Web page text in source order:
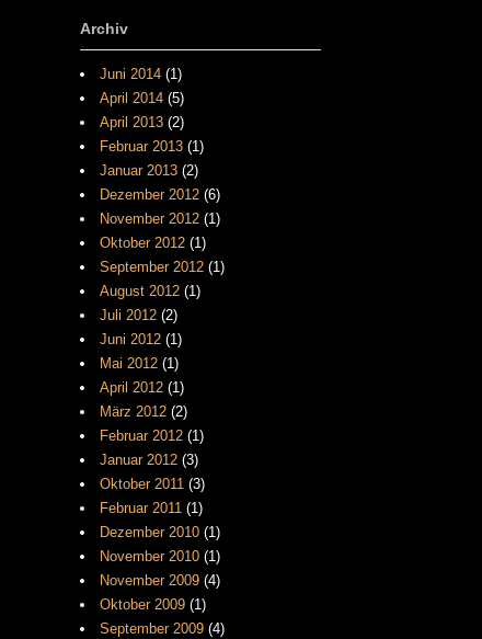
Archiv
Juni 2014(1)
April 2014(5)
April 2013(2)
Februar 2013(1)
Januar 2013(2)
Dezember 2012(6)
November 2012(1)
Oktober 2012(1)
September 2012(1)
August 2012(1)
Juli 2012(2)
Juni 2012(1)
Mai 2012(1)
April 2012(1)
März 2012(2)
Februar 2012(1)
Januar 2012(3)
Oktober 2011(3)
Februar 2011(1)
Dezember 2010(1)
November 2010(1)
November 2009(4)
Oktober 2009(1)
September 2009(4)